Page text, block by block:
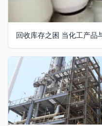
回收库存之困 当化工产品